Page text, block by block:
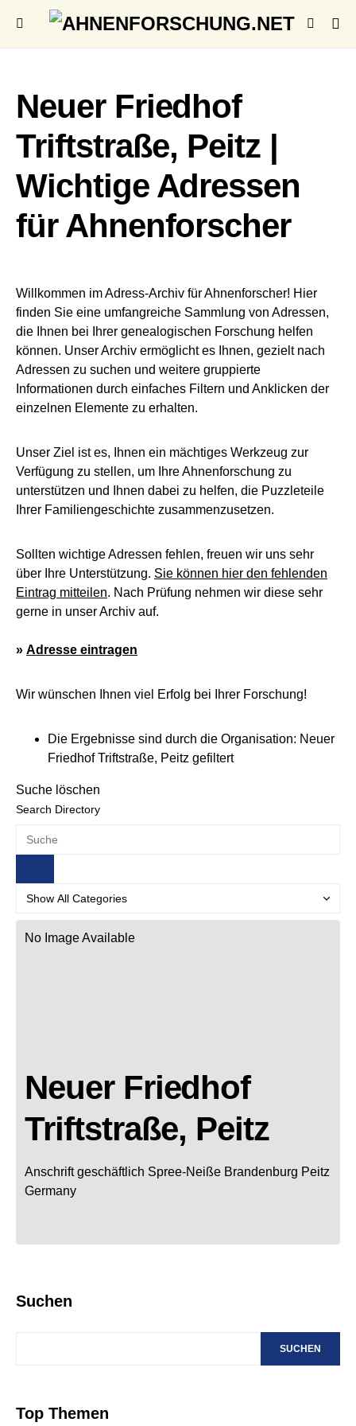
Neuer Friedhof
Triftstraße, Peitz |
Wichtige Adressen
für Ahnenforscher
Willkommen im Adress-Archiv für Ahnenforscher! Hier
finden Sie eine umfangreiche Sammlung von Adressen,
die Ihnen bei Ihrer genealogischen Forschung helfen
können. Unser Archiv ermöglicht es Ihnen, gezielt nach
Adressen zu suchen und weitere gruppierte
Informationen durch einfaches Filtern und Anklicken der
einzelnen Elemente zu erhalten.
Unser Ziel ist es, Ihnen ein mächtiges Werkzeug zur
Verfügung zu stellen, um Ihre Ahnenforschung zu
unterstützen und Ihnen dabei zu helfen, die Puzzleteile
Ihrer Familiengeschichte zusammenzusetzen.
Sollten wichtige Adressen fehlen, freuen wir uns sehr
über Ihre Unterstützung. Sie können hier den fehlenden
Eintrag mitteilen. Nach Prüfung nehmen wir diese sehr
gerne in unser Archiv auf.
» Adresse eintragen
Wir wünschen Ihnen viel Erfolg bei Ihrer Forschung!
Die Ergebnisse sind durch die Organisation: Neuer
Friedhof Triftstraße, Peitz gefiltert
Suche löschen
Search Directory
No Image Available
Neuer Friedhof
Triftstraße, Peitz
Anschrift geschäftlich Spree-Neiße Brandenburg Peitz
Germany
Suchen
SUCHEN
Top Themen